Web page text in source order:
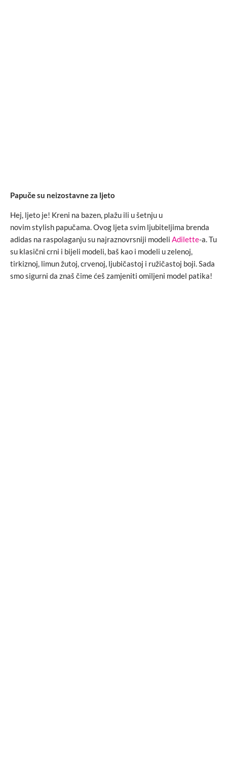
Papuče su neizostavne za ljeto
Hej, ljeto je! Kreni na bazen, plažu ili u šetnju u
novim stylish papučama. Ovog ljeta svim ljubiteljima brenda
adidas na raspolaganju su najraznovrsniji modeli Adilette-a. Tu
su klasični crni i bijeli modeli, baš kao i modeli u zelenoj,
tirkiznoj, limun žutoj, crvenoj, ljubičastoj i ružičastoj boji. Sada
smo sigurni da znaš čime ćeš zamjeniti omiljeni model patika!